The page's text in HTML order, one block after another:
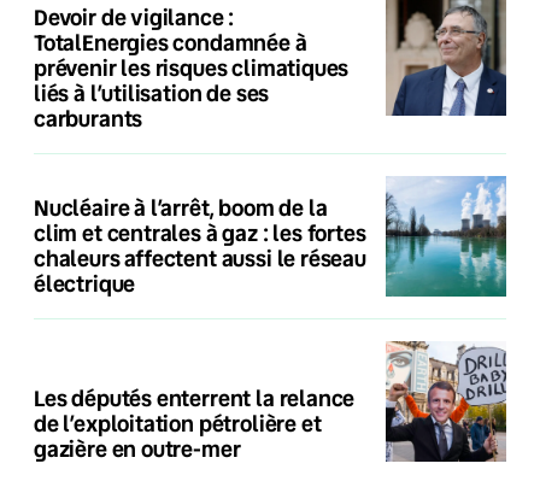
Devoir de vigilance :
TotalEnergies condamnée à
prévenir les risques climatiques
liés à l’utilisation de ses
carburants
Nucléaire à l’arrêt, boom de la
clim et centrales à gaz : les fortes
chaleurs affectent aussi le réseau
électrique
Les députés enterrent la relance
de l’exploitation pétrolière et
gazière en outre-mer